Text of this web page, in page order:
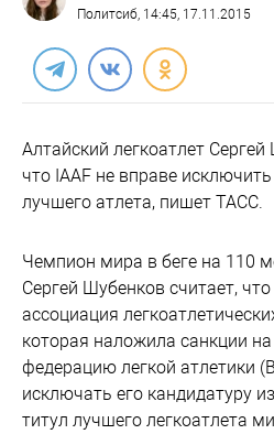
Политсиб, 14:45, 17.11.2015
Алтайский легкоатлет
что IAAF не вправе
лучшего атлета, пишет ТАСС.
Чемпион мира в беге на 110
Сергей Шубенков считает,
ассоциация
которая наложила санкции
федерацию легкой атлетики
исключать его кандидатуру
титул лучшего легкоатлета